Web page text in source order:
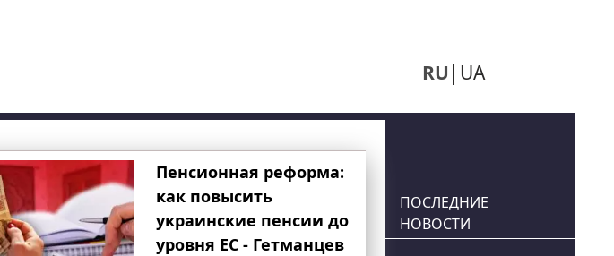
RU UA
Пенсионная реформа:
как повысить
украинские пенсии до
уровня ЕС - Гетманцев
ПОСЛЕДНИЕ
НОВОСТИ